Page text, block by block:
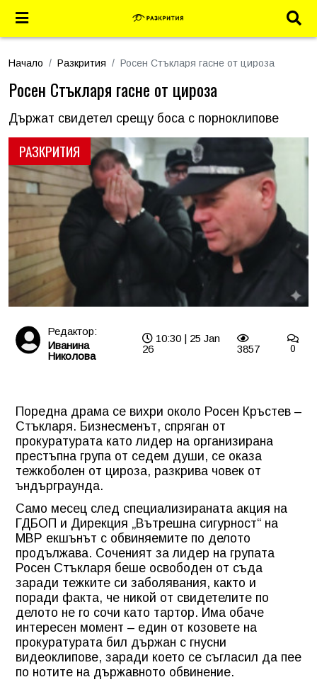
Начало Разкрития Росен Стъкларя гасне от цироза
РАЗКРИТИЯ
Росен Стъкларя гасне от цироза
Държат свидетел срещу боса с порноклипове
Редактор:
Иванина
Николова
10:30 | 25 Jan
26
3857 0
Поредна драма се вихри около Росен Кръстев –
Стъкларя. Бизнесменът, спряган от
прокуратурата като лидер на организирана
престъпна група от седем души, се оказа
тежкоболен от цироза, разкрива човек от
ъндърграунда.
Само месец след специализираната акция на
ГДБОП и Дирекция „Вътрешна сигурност“ на
МВР екшънът с обвиняемите по делото
продължава. Соченият за лидер на групата
Росен Стъкларя беше освободен от съда
заради тежките си заболявания, както и
поради факта, че никой от свидетелите по
делото не го сочи като тартор. Има обаче
интересен момент – един от козовете на
прокуратурата бил държан с гнусни
видеоклипове, заради което се съгласил да пее
по нотите на държавното обвинение.